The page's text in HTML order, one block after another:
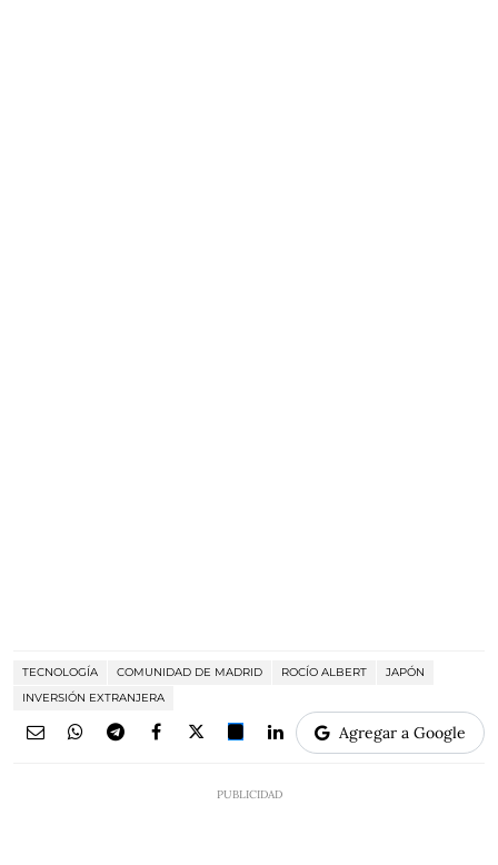
TECNOLOGÍA COMUNIDAD DE MADRID ROCÍO ALBERT
JAPÓN
INVERSIÓN EXTRANJERA
Agregar a Google